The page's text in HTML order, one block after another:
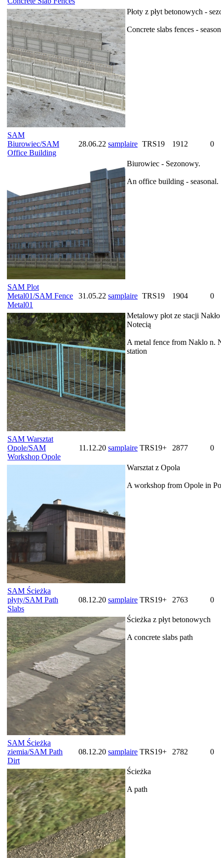
Płoty z płyt betonowych -
Concrete slabs fences -
SAM
Biurowiec/SAM
Office Building
28.06.22 samplaire TRS19 1912 0
Biurowiec - Sezonowy.
An office building - seasonal.
SAM Plot
Metal01/SAM Fence
Metal01
31.05.22 samplaire TRS19 1904 0
Metalowy płot ze stacji
Notecią
A metal fence from Naklo n.
station
SAM Warsztat
Opole/SAM
Workshop Opole
11.12.20 samplaire TRS19+ 2877 0
Warsztat z Opola
A workshop from Opole in
SAM Ścieżka
płyty/SAM Path
Slabs
08.12.20 samplaire TRS19+ 2763 0
Ścieżka z płyt betonowych
A concrete slabs path
SAM Ścieżka
ziemia/SAM Path
Dirt
08.12.20 samplaire TRS19+ 2782 0
Ścieżka
A path